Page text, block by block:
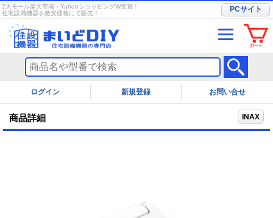
2大モール楽天市場・YahooショッピングW受賞！
住宅設備機器を激安価格にて販売！
PCサイト
ログイン お問い合せ
商品詳細 INAX